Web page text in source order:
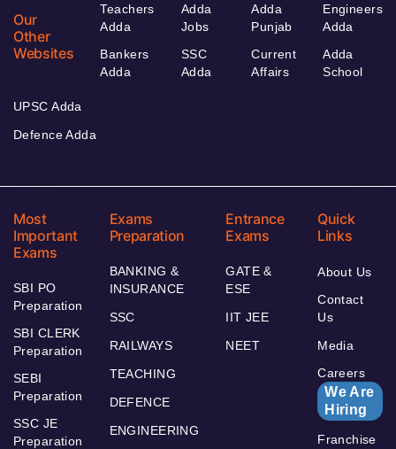
Our
Other
Websites
Teachers
Adda
Bankers
Adda
Adda
Jobs
SSC
Adda
Adda
Punjab
Current
Affairs
Engineers
Adda
Adda
School
UPSC Adda
Defence Adda
Most
Important
Exams
SBI PO
Preparation
SBI CLERK
Preparation
SEBI
Preparation
SSC JE
Preparation
Exams
Preparation
BANKING &
INSURANCE
SSC
RAILWAYS
TEACHING
DEFENCE
ENGINEERING
Entrance
Exams
GATE &
ESE
IIT JEE
NEET
Quick
Links
About Us
Contact
Us
Media
Careers
We Are
Hiring
Franchise